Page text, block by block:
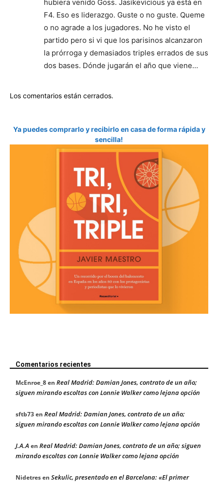
hubiera venido Goss. Jasikevicious ya está en
F4. Eso es liderazgo. Guste o no guste. Queme
o no agrade a los jugadores. No he visto el
partido pero si vi que los parisinos alcanzaron
la prórroga y demasiados triples errados de sus
dos bases. Dónde jugarán el año que viene…
Los comentarios están cerrados.
Ya puedes comprarlo y recibirlo en casa de forma rápida y
sencilla!
Comentarios recientes
McEnroe_8en Real Madrid: Damian Jones, contrato de un año;
siguen mirando escoltas con Lonnie Walker como lejana opción
sftb73en Real Madrid: Damian Jones, contrato de un año;
siguen mirando escoltas con Lonnie Walker como lejana opción
J.A.A en Real Madrid: Damian Jones, contrato de un año; siguen
mirando escoltas con Lonnie Walker como lejana opción
Nidetresen Sekulic, presentado en el Barcelona: «El primer